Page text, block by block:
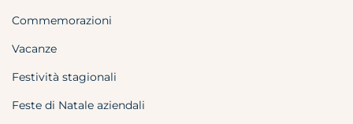
Commemorazioni
Vacanze
Festività stagionali
Feste di Natale aziendali